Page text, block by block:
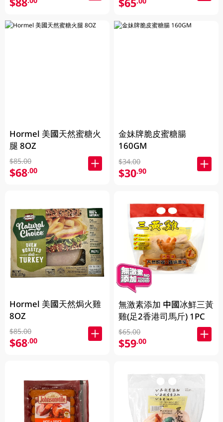
Hormel 美國天然蜜糖火
腿 8OZ
$85.00
$68.00
Hormel 美國天然焗火雞
8OZ
$85.00
$68.00
金妹牌脆皮蜜糖腸
160GM
$34.00
$30.90
無激素添加 中國冰鮮三黃
雞(足2香港司馬斤) 1PC
$65.00
$59.00